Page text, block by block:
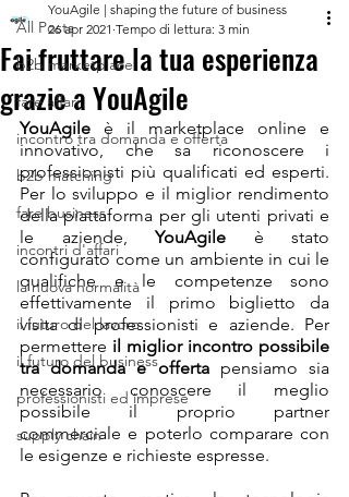
All Posts
b2b marketplace
fare affari
incontro tra domanda e offerta
b2b matching
fare business
incontri d'affari
la nuova normalità
il futuro del lavoro
il futuro del business
professionisti ed imprese
supply chain
Fai fruttare la tua esperienza
grazie a YouAgile
YouAgile | shaping the future of business
26 apr 2021 Tempo di lettura: 3 min
YouAgile è il marketplace online e
innovativo, che sa riconoscere i
professionisti più qualificati ed esperti.
Per lo sviluppo e il miglior rendimento
della piattaforma per gli utenti privati e
le aziende, YouAgile è stato
configurato come un ambiente in cui le
qualifiche e le competenze sono
effettivamente il primo biglietto da
visita di professionisti e aziende. Per
permettere il miglior incontro possibile
tra domanda e offerta pensiamo sia
necessario conoscere il meglio
possibile il proprio partner
commerciale e poterlo comparare con
le esigenze e richieste espresse.